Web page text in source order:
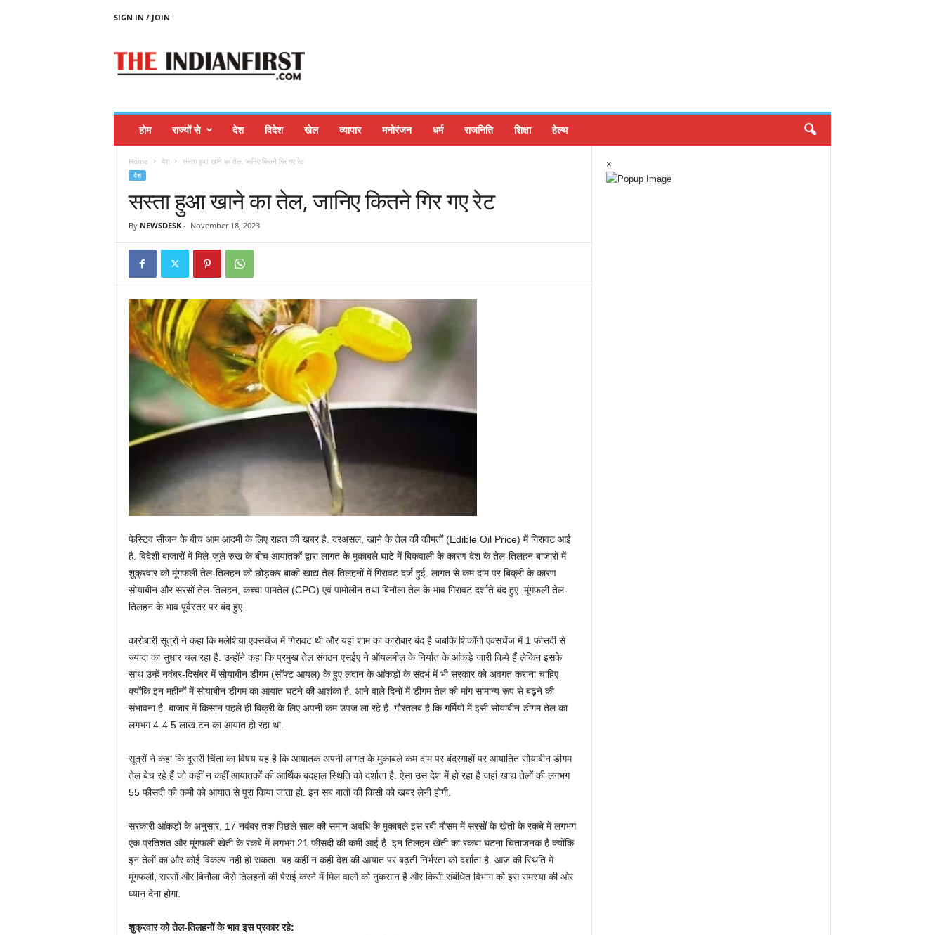
SIGN IN / JOIN
होम राज्यों से देश विदेश खेल व्यापार मनोरंजन धर्म राजनिति शिक्षा हेल्थ
Home देश सस्ता हुआ खाने का तेल, जानिए कितने गिर गए रेट
देश
सस्ता हुआ खाने का तेल, जानिए कितने गिर गए रेट
By NEWSDESK- November 18, 2023
फेस्टिव सीजन के बीच आम आदमी के लिए राहत की खबर है. दरअसल, खाने के तेल की कीमतों (Edible Oil Price) में गिरावट आई
है. विदेशी बाजारों में मिले-जुले रुख के बीच आयातकों द्वारा लागत के मुकाबले घाटे में बिकवाली के कारण देश के तेल-तिलहन बाजारों में
शुक्रवार को मूंगफली तेल-तिलहन को छोड़कर बाकी खाद्य तेल-तिलहनों में गिरावट दर्ज हुई. लागत से कम दाम पर बिक्री के कारण
सोयाबीन और सरसों तेल-तिलहन, कच्चा पामतेल (CPO) एवं पामोलीन तथा बिनौला तेल के भाव गिरावट दर्शाते बंद हुए. मूंगफली तेल-
तिलहन के भाव पूर्वस्तर पर बंद हुए.
कारोबारी सूत्रों ने कहा कि मलेशिया एक्सचेंज में गिरावट थी और यहां शाम का कारोबार बंद है जबकि शिकॉगो एक्सचेंज में 1 फीसदी से
ज्यादा का सुधार चल रहा है. उन्होंने कहा कि प्रमुख तेल संगठन एसईए ने ऑयलमील के निर्यात के आंकड़े जारी किये हैं लेकिन इसके
साथ उन्हें नवंबर-दिसंबर में सोयाबीन डीगम (सॉफ्ट आयल) के हुए लदान के आंकड़ों के संदर्भ में भी सरकार को अवगत कराना चाहिए
क्योंकि इन महीनों में सोयाबीन डीगम का आयात घटने की आशंका है. आने वाले दिनों में डीगम तेल की मांग सामान्य रूप से बढ़ने की
संभावना है. बाजार में किसान पहले ही बिक्री के लिए अपनी कम उपज ला रहे हैं. गौरतलब है कि गर्मियों में इसी सोयाबीन डीगम तेल का
लगभग 4-4.5 लाख टन का आयात हो रहा था.
सूत्रों ने कहा कि दूसरी चिंता का विषय यह है कि आयातक अपनी लागत के मुकाबले कम दाम पर बंदरगाहों पर आयातित सोयाबीन डीगम
तेल बेच रहे हैं जो कहीं न कहीं आयातकों की आर्थिक बदहाल स्थिति को दर्शाता है. ऐसा उस देश में हो रहा है जहां खाद्य तेलों की लगभग
55 फीसदी की कमी को आयात से पूरा किया जाता हो. इन सब बातों की किसी को खबर लेनी होगी.
सरकारी आंकड़ों के अनुसार, 17 नवंबर तक पिछले साल की समान अवधि के मुकाबले इस रबी मौसम में सरसों के खेती के रकबे में लगभग
एक प्रतिशत और मूंगफली खेती के रकबे में लगभग 21 फीसदी की कमी आई है. इन तिलहन खेती का रकबा घटना चिंताजनक है क्योंकि
इन तेलों का और कोई विकल्प नहीं हो सकता. यह कहीं न कहीं देश की आयात पर बढ़ती निर्भरता को दर्शाता है. आज की स्थिति में
मूंगफली, सरसों और बिनौला जैसे तिलहनों की पेराई करने में मिल वालों को नुकसान है और किसी संबंधित विभाग को इस समस्या की ओर
ध्यान देना होगा.
शुक्रवार को तेल-तिलहनों के भाव इस प्रकार रहे:
×